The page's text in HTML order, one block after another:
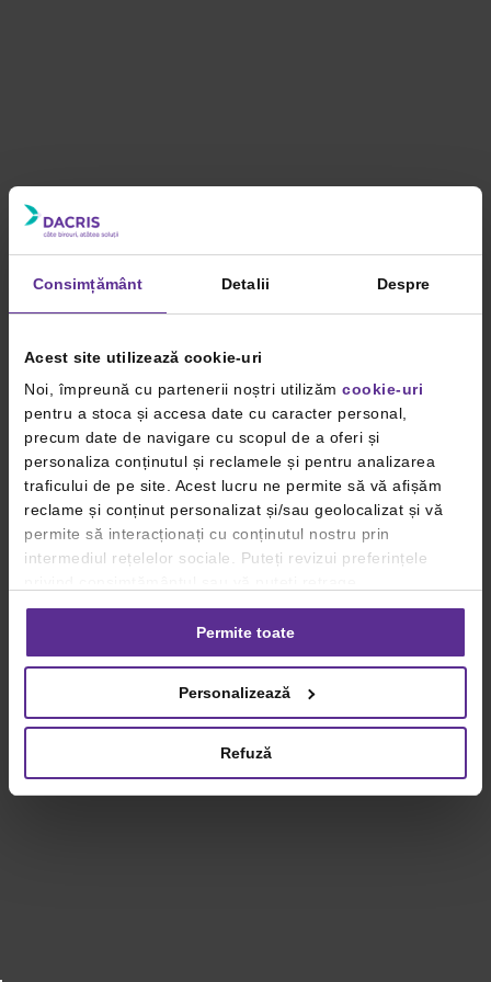
Consimțământ Detalii Despre
Acest site utilizează cookie-uri
Noi, împreună cu partenerii noștri utilizăm cookie-uri
pentru a stoca și accesa date cu caracter personal,
precum date de navigare cu scopul de a oferi și
personaliza conținutul și reclamele și pentru analizarea
traficului de pe site. Acest lucru ne permite să vă afișăm
reclame și conținut personalizat și/sau geolocalizat și vă
permite să interacționați cu conținutul nostru prin
intermediul rețelelor sociale. Puteți revizui preferințele
consimțământul oricând, făcând click pe linkul către
setările dvs. de cookie-uri.
privind utilizarea modulelor cookie.Detalii
Permite toate
Personalizează
Refuză